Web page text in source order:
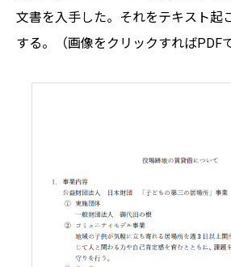
文書を入手した。それをテキスト起
する。（画像をクリックすればPDF